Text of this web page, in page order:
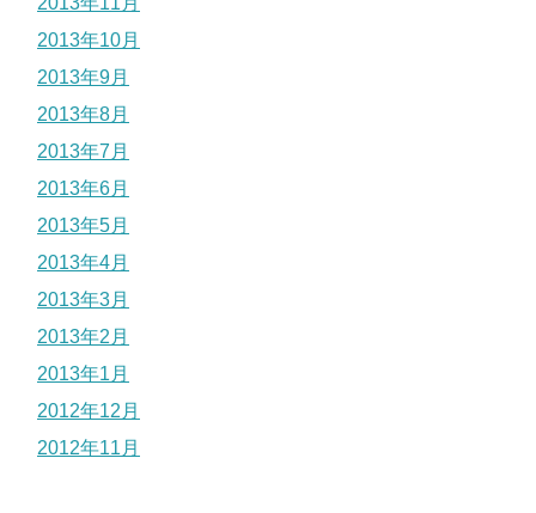
2013年10月
2013年9月
2013年8月
2013年7月
2013年6月
2013年5月
2013年4月
2013年3月
2013年2月
2013年1月
2012年12月
2012年11月